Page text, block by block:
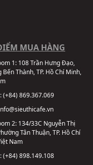
MUA HÀNG
1: 108 Trần Hưng Đạo,
Bến Thành, TP. Hồ Chí Minh,
(+84) 869.367.069
2: 134/33C Nguyễn Thị
Tân Thuận, TP. Hồ Chí
Nam
(+84) 898.149.108